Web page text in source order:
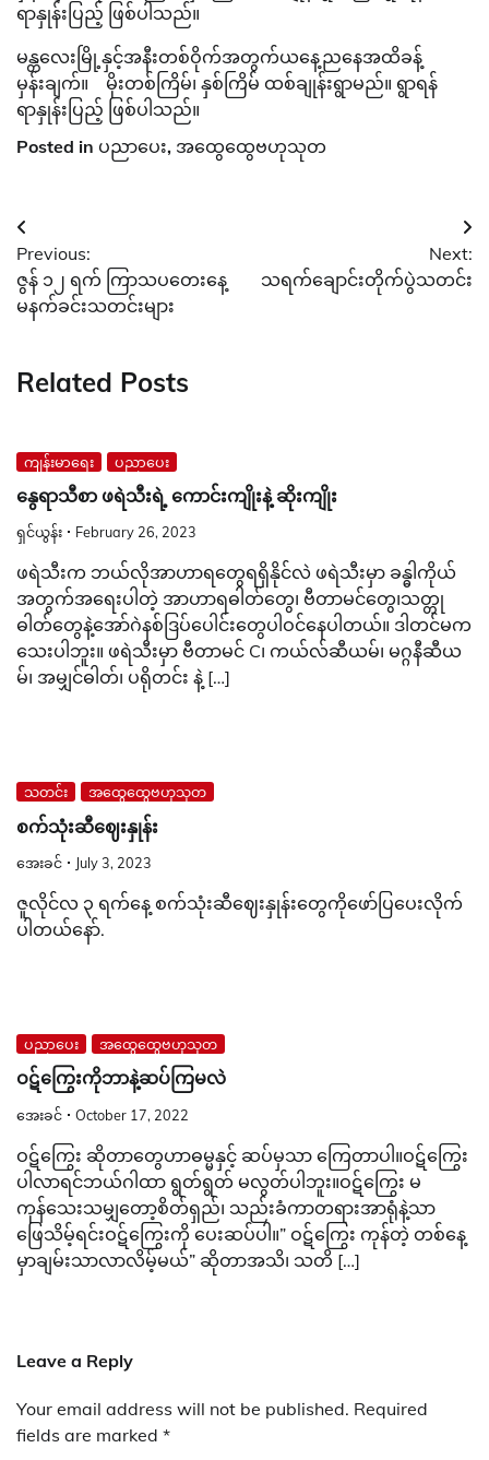
ရာနှုန်းပြည့် ဖြစ်ပါသည်။
မန္တလေးမြို့နှင့်အနီးတစ်ဝိုက်အတွက်ယနေ့ညနေအထိခန့်
မှန်းချက်။ မိုးတစ်ကြိမ်၊ နှစ်ကြိမ် ထစ်ချုန်းရွာမည်။ ရွာရန်
ရာနှုန်းပြည့် ဖြစ်ပါသည်။
Posted in ပညာပေး, အထွေထွေဗဟုသုတ
Post
navigation
Previous:
ဇွန် ၁၂ ရက် ကြာသပတေးနေ့
မနက်ခင်းသတင်းများ
Next:
သရက်ချောင်းတိုက်ပွဲသတင်း
Related Posts
ကျန်းမာရေး ပညာပေး
နွေရာသီစာ ဖရဲသီးရဲ့ ကောင်းကျိုးနဲ့ ဆိုးကျိုး
ရှင်ယွန်း February 26, 2023
ဖရဲသီးက ဘယ်လိုအာဟာရတွေရရှိနိုင်လဲ ဖရဲသီးမှာ ခန္ဓါကိုယ်
အတွက်အရေးပါတဲ့ အာဟာရဓါတ်တွေ၊ ဗီတာမင်တွေ၊သတ္တု
ဓါတ်တွေနဲ့အော်ဂဲနစ်ဒြပ်ပေါင်းတွေပါဝင်နေပါတယ်။ ဒါတင်မက
သေးပါဘူး။ ဖရဲသီးမှာ ဗီတာမင် C၊ ကယ်လ်ဆီယမ်၊ မဂ္ဂနီဆီယ
မ်၊ အမျှင်ဓါတ်၊ ပရိုတင်း နဲ့ […]
သတင်း အထွေထွေဗဟုသုတ
စက်သုံးဆီဈေးနှုန်း
အေးခင် July 3, 2023
ဇူလိုင်လ ၃ ရက်နေ့ စက်သုံးဆီဈေးနှုန်းတွေကိုဖော်ပြပေးလိုက်
ပါတယ်နော်.
ပညာပေး အထွေထွေဗဟုသုတ
ဝဋ်ကြွေးကိုဘာနဲ့ဆပ်ကြမလဲ
အေးခင် October 17, 2022
ဝဋ်ကြွေး ဆိုတာတွေဟာဓမ္မနှင့် ဆပ်မှသာ ကြေတာပါ။ဝဋ်ကြွေး
ပါလာရင်ဘယ်ဂါထာ ရွတ်ရွတ် မလွတ်ပါဘူး။ဝဋ်ကြွေး မ
ကုန်သေးသမျှတော့စိတ်ရှည်၊ သည်းခံကာတရားအာရုံနဲ့သာ
ဖြေသိမ့်ရင်းဝဋ်ကြွေးကို ပေးဆပ်ပါ။” ဝဋ်ကြွေး ကုန်တဲ့ တစ်နေ့
မှာချမ်းသာလာလိမ့်မယ်” ဆိုတာအသိ၊ သတိ […]
Leave a Reply
Your email address will not be published. Required
fields are marked *